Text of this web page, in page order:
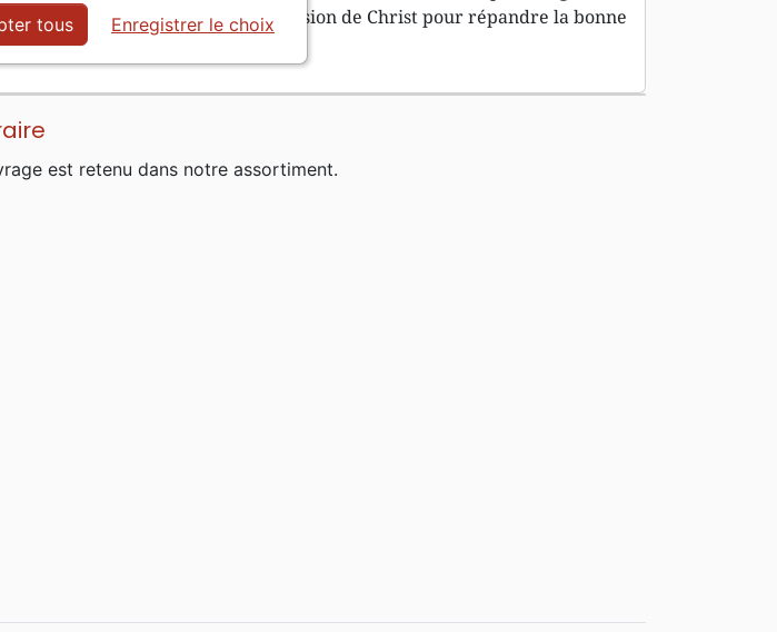
un défi à saisir la puissante vision de Christ pour répandre la bonne
pages
est retenu dans notre assortiment.
tous Enregistrer le choix